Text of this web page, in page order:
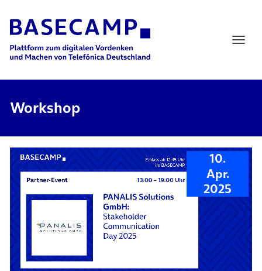
Main Navigation
Workshop
10.
Apr.
2025